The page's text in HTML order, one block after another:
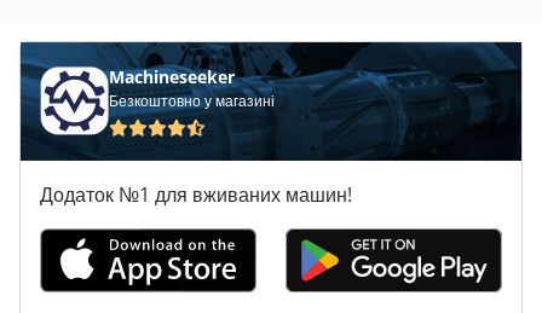
Claas Variant 280 Rc
Claas Variant 360
Claas Variant 360 Rc
Claas Variant 365
Claas Variant 365 Rc
Machineseeker
Безкоштовно у магазині
Додаток №1 для вживаних машин!